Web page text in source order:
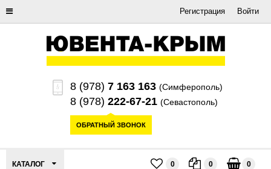
Регистрация Войти
8 (978) 7 163 163 (Симферополь)
8 (978) 222-67-21 (Севастополь)
ОБРАТНЫЙ ЗВОНОК
КАТАЛОГ 0 0 0